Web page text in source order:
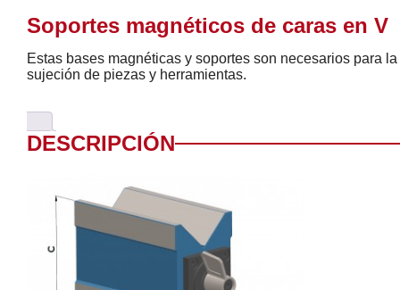
Soportes magnéticos de caras en V
Estas bases magnéticas y soportes son necesarios para la
sujeción de piezas y herramientas.
DESCRIPCIÓN